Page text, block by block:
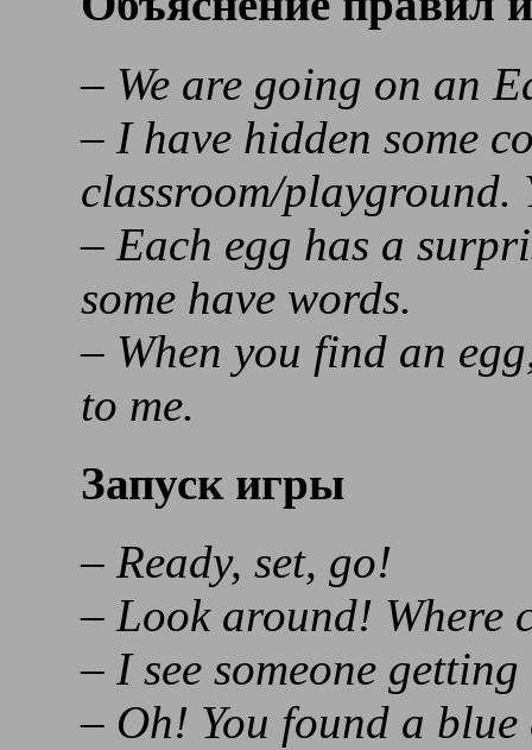
– We are going on an
– I have hidden some
classroom/
– Each egg has a
some have words.
– When you find an
to me.
Запуск игры
– Ready, set, go!
– Look around! Where
– I see someone
– Oh! You found a